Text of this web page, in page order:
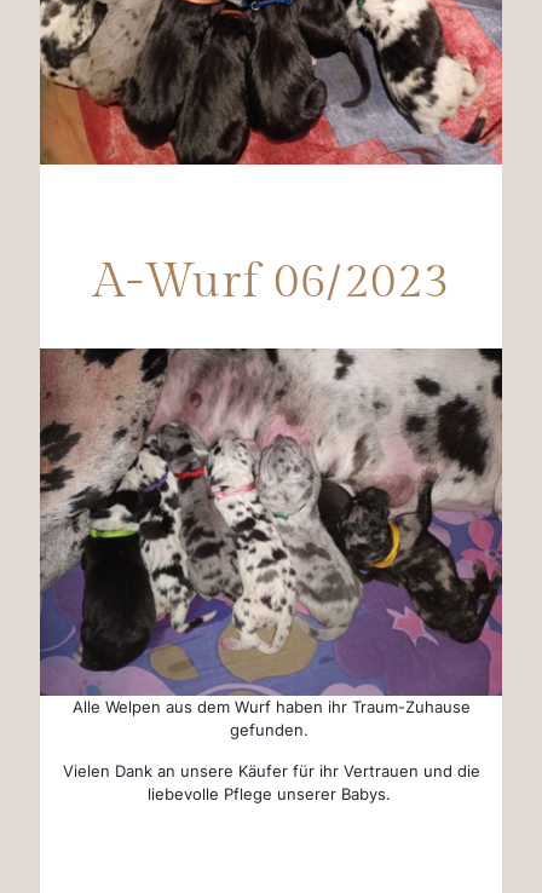
A-Wurf 06/2023
Alle Welpen aus dem Wurf haben ihr Traum-Zuhause
gefunden.
Vielen Dank an unsere Käufer für ihr Vertrauen und die
liebevolle Pflege unserer Babys.